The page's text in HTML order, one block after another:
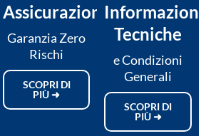
Assicurazioni
Garanzia Zero
Rischi
SCOPRI DI
PIÙ ➜
Informazioni
Tecniche
e Condizioni
Generali
SCOPRI DI
PIÙ ➜